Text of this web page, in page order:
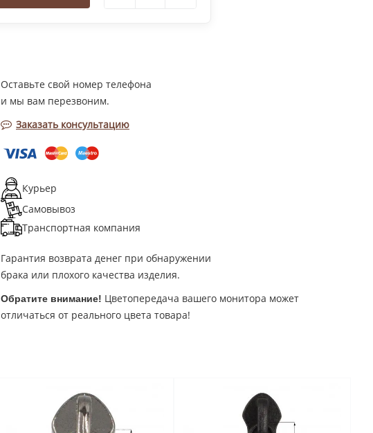
Оставьте свой номер телефона
и мы вам перезвоним.
Заказать консультацию
Курьер
Самовывоз
Транспортная компания
Гарантия возврата денег при обнаружении
брака или плохого качества изделия.
Обратите внимание! Цветопередача вашего монитора может
отличаться от реального цвета товара!